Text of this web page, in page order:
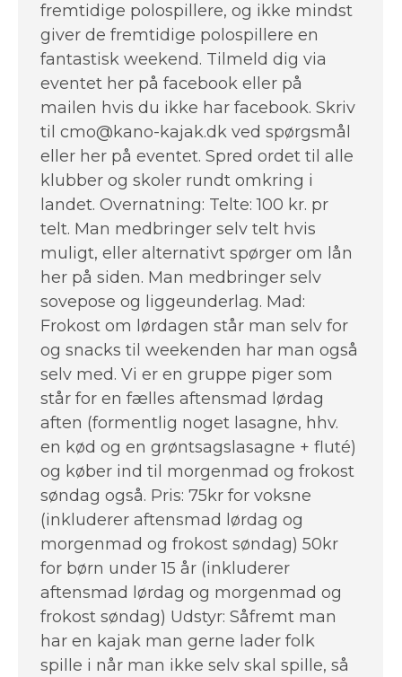
fremtidige polospillere, og ikke mindst
giver de fremtidige polospillere en
fantastisk weekend. Tilmeld dig via
eventet her på facebook eller på
mailen hvis du ikke har facebook. Skriv
til cmo@kano-kajak.dk ved spørgsmål
eller her på eventet. Spred ordet til alle
klubber og skoler rundt omkring i
landet. Overnatning: Telte: 100 kr. pr
telt. Man medbringer selv telt hvis
muligt, eller alternativt spørger om lån
her på siden. Man medbringer selv
sovepose og liggeunderlag. Mad:
Frokost om lørdagen står man selv for
og snacks til weekenden har man også
selv med. Vi er en gruppe piger som
står for en fælles aftensmad lørdag
aften (formentlig noget lasagne, hhv.
en kød og en grøntsagslasagne + fluté)
og køber ind til morgenmad og frokost
søndag også. Pris: 75kr for voksne
(inkluderer aftensmad lørdag og
morgenmad og frokost søndag) 50kr
for børn under 15 år (inkluderer
aftensmad lørdag og morgenmad og
frokost søndag) Udstyr: Såfremt man
har en kajak man gerne lader folk
spille i når man ikke selv skal spille, så